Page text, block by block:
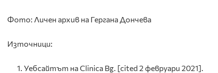
Фото: Личен архив на Гергана Дончева
Източници:
Уебсайтът на Clinica Bg. [cited 2 февруари 2021].